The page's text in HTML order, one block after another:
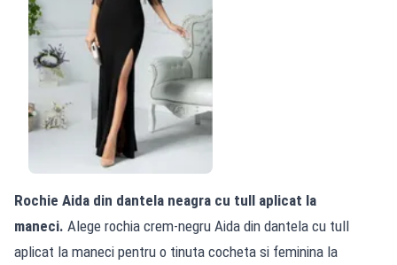
Rochie Aida din dantela neagra cu tull aplicat la
maneci. Alege rochia crem-negru Aida din dantela cu tull
aplicat la maneci pentru o tinuta cocheta si feminina la